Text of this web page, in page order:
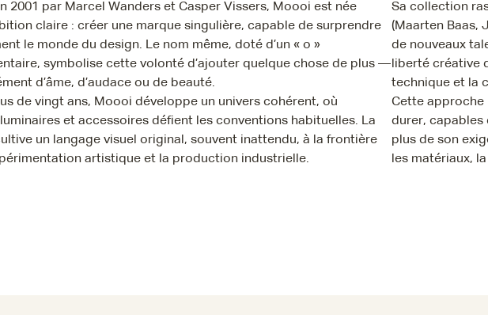
2001 par Marcel Wanders et Casper Vissers, Moooi est née
claire : créer une marque singulière, capable de surprendre
le monde du design. Le nom même, doté d’un « o »
symbolise cette volonté d’ajouter quelque chose de plus —
d’âme, d’audace ou de beauté.
de vingt ans, Moooi développe un univers cohérent, où
et accessoires défient les conventions habituelles. La
un langage visuel original, souvent inattendu, à la frontière
artistique et la production industrielle.
Sa collection
(Maarten Baas,
de nouveaux
liberté créative
technique et la
Cette approche
durer, capables
plus de son
les matériaux,